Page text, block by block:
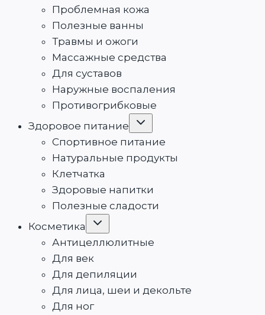
Проблемная кожа
Полезные ванны
Травмы и ожоги
Массажные средства
Для суставов
Наружные воспаления
Противогрибковые
Здоровое питание
Переключить
Спортивное питание
Натуральные продукты
Клетчатка
Здоровые напитки
Полезные сладости
Косметика
Переключить
Антицеллюлитные
Для век
Для депиляции
Для лица, шеи и декольте
Для ног